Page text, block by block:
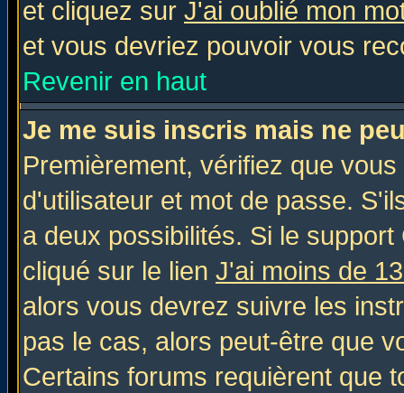
et cliquez sur J'ai oublié mon
et vous devriez pouvoir vous
Revenir en haut
Je me suis inscris mais ne
Premièrement, vérifiez que
d'utilisateur et mot de passe.
a deux possibilités. Si le
cliqué sur le lien J'ai moins de
alors vous devrez suivre les
pas le cas, alors peut-être que
Certains forums requièrent que